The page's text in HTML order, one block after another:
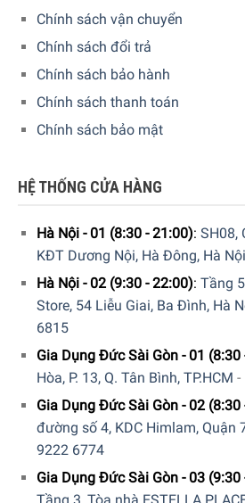
hoạt ngay cả sau khi chương trình
được thực hiện cho đến trước khi
một thời gian ngắn. Thao tác cực kỳ
nhấn nút “Bắt đầu / Thêm đồ giặt”
lại.
Chính sách vận chuyển
Chính sách đổi trả
Chính sách bảo hành
Chính sách thanh toán
Chính sách bảo mật
HỆ THỐNG CỬA HÀNG
Hà Nội - 01 (8:30 - 21:00): SH08,
KĐT Dương Nội, Hà Đông, Hà Nội
Hà Nội - 02 (9:30 - 22:00): Tầng
Store, 54 Liễu Giai, Ba Đình, Hà
6815
Gia Dụng Đức Sài Gòn - 01 (8:30
Hòa, P. 13, Q. Tân Bình, TP.HCM -
Gia Dụng Đức Sài Gòn - 02 (8:30
đường số 4, KDC Himlam, Quận
9222 6774
Gia Dụng Đức Sài Gòn - 03 (9:30